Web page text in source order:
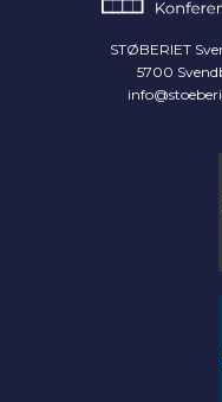
STØBERIET
5700